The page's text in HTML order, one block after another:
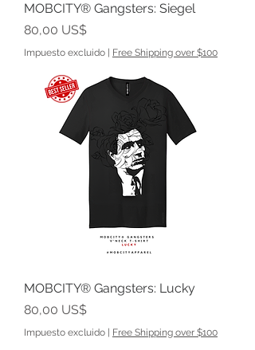
MOBCITY® Gangsters: Siegel
Precio
80,00 US$
Impuesto excluido Free Shipping over $100
MOBCITY® Gangsters: Lucky
Precio
80,00 US$
Impuesto excluido Free Shipping over $100